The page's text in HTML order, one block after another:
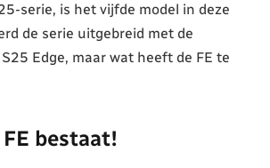
serie, is het vijfde model in deze
de serie uitgebreid met de
Edge, maar wat heeft de FE te
bestaat!